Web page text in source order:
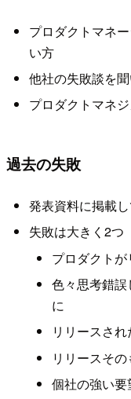
プロダクトマネ
い方
他社の失敗談を
プロダクトマネ
過去の失敗
発表資料に掲載
失敗は大きく2つ
プロダクト
色々思考錯
に
リリースさ
リリースそ
個社の強い要